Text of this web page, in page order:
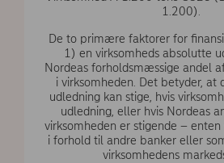
1.200).
De to primære faktorer for
1) en virksomheds absolutte
Nordeas forholdsmæssige andel
i virksomheden. Det betyder, at
udledning kan stige, hvis
udledning, eller hvis Nordeas
virksomheden er stigende –
i forhold til andre banker eller
virksomhedens